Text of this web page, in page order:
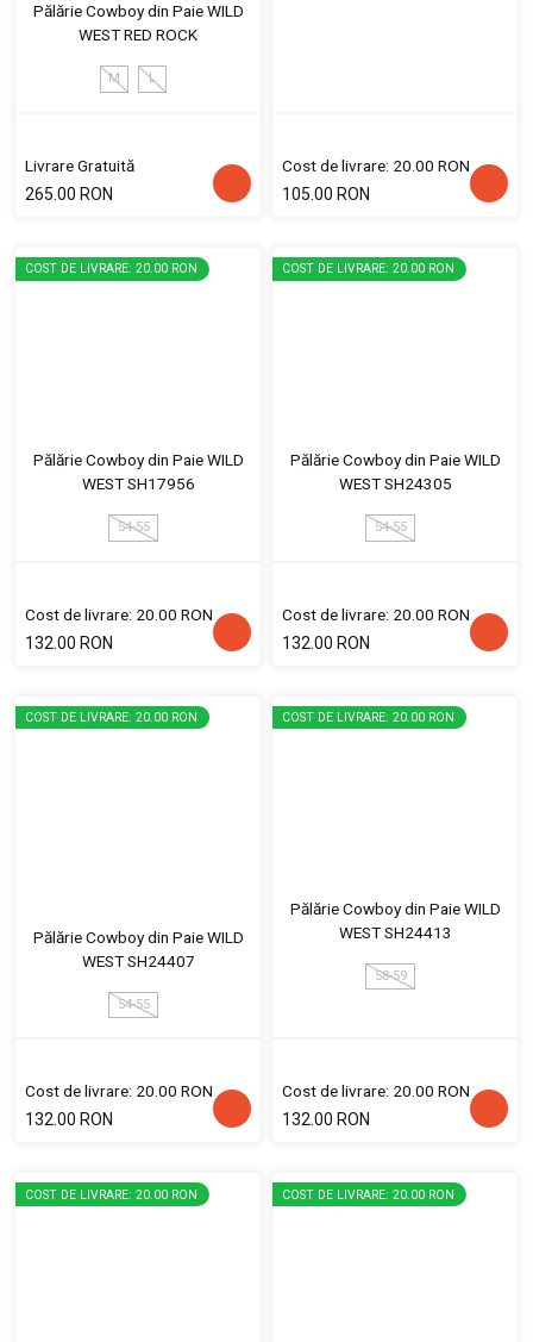
Pălărie Cowboy din Paie WILD
WEST RED ROCK
M L
Livrare Gratuită
265.00 RON
Cost de livrare: 20.00 RON
105.00 RON
COST DE LIVRARE: 20.00 RON
Pălărie Cowboy din Paie WILD
WEST SH17956
54-55
Cost de livrare: 20.00 RON
132.00 RON
COST DE LIVRARE: 20.00 RON
Pălărie Cowboy din Paie WILD
WEST SH24305
54-55
Cost de livrare: 20.00 RON
132.00 RON
COST DE LIVRARE: 20.00 RON
Pălărie Cowboy din Paie WILD
WEST SH24407
54-55
Cost de livrare: 20.00 RON
132.00 RON
COST DE LIVRARE: 20.00 RON
Pălărie Cowboy din Paie WILD
WEST SH24413
58-59
Cost de livrare: 20.00 RON
132.00 RON
COST DE LIVRARE: 20.00 RON COST DE LIVRARE: 20.00 RON